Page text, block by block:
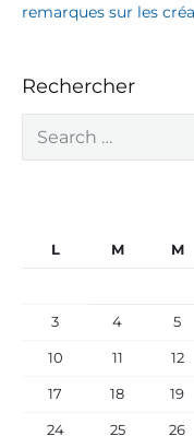
remarques sur les
Rechercher
a
L M M
3 4 5
10 11 12
17 18 19
24 25 26